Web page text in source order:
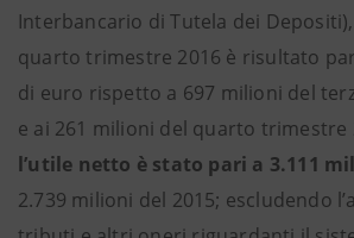
Interbancario di Tutela dei
quarto trimestre 2016 è risultato
di euro rispetto a 697 milioni del
e ai 261 milioni del quarto trimestre
l’utile netto è stato pari a 3.111
2.739 milioni del 2015; escludendo